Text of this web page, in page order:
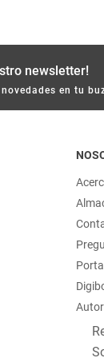
newsletter!
en tu